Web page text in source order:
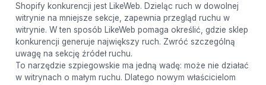
Shopify konkurencji jest LikeWeb. Dzieląc ruch w dowolnej
witrynie na mniejsze sekcje, zapewnia przegląd ruchu w
witrynie. W ten sposób LikeWeb pomaga określić, gdzie sklep
konkurencji generuje największy ruch. Zwróć szczególną
uwagę na sekcję źródeł ruchu.
To narzędzie szpiegowskie ma jedną wadę: może nie działać
w witrynach o małym ruchu. Dlatego nowym właścicielom